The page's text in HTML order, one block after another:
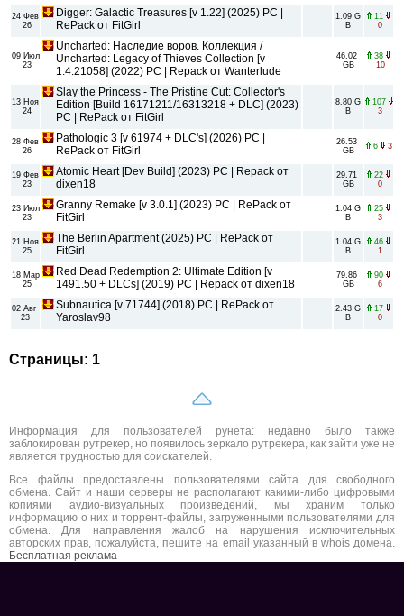
24 Фев
26
Digger: Galactic Treasures [v 1.22] (2025) PC |
RePack от FitGirl
1.09 G
B
11
0
09 Июл
23
Uncharted: Наследие воров. Коллекция /
Uncharted: Legacy of Thieves Collection [v
1.4.21058] (2022) PC | Repack от Wanterlude
46.02
GB
38
10
13 Ноя
24
Slay the Princess - The Pristine Cut: Collector's
Edition [Build 16171211/16313218 + DLC] (2023)
PC | RePack от FitGirl
8.80 G
B
107
3
28 Фев
26
Pathologic 3 [v 61974 + DLC's] (2026) PC |
RePack от FitGirl
26.53
GB
6 3
19 Фев
23
Atomic Heart [Dev Build] (2023) PC | Repack от
dixen18
29.71
GB
22
0
23 Июл
23
Granny Remake [v 3.0.1] (2023) PC | RePack от
FitGirl
1.04 G
B
25
3
21 Ноя
25
The Berlin Apartment (2025) PC | RePack от
FitGirl
1.04 G
B
46
1
18 Мар
25
Red Dead Redemption 2: Ultimate Edition [v
1491.50 + DLCs] (2019) PC | Repack от dixen18
79.86
GB
90
6
02 Авг
23
Subnautica [v 71744] (2018) PC | RePack от
Yaroslav98
2.43 G
B
17
0
Страницы: 1
Информация для пользователей рунета: недавно было также
заблокирован рутрекер, но появилось зеркало рутрекера, как зайти уже не
является трудностью для соискателей.
Все файлы предоставлены пользователями сайта для свободного
обмена. Сайт и наши серверы не располагают какими-либо цифровыми
копиями аудио-визуальных произведений, мы храним только
информацию о них и торрент-файлы, загруженными пользователями для
обмена. Для направления жалоб на нарушения исключительных
авторских прав, пожалуйста, пешите на email указанный в whois домена.
Бесплатная реклама